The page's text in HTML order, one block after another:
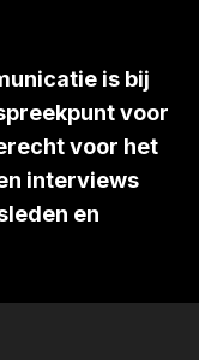
is bij
voor
voor het
interviews
en